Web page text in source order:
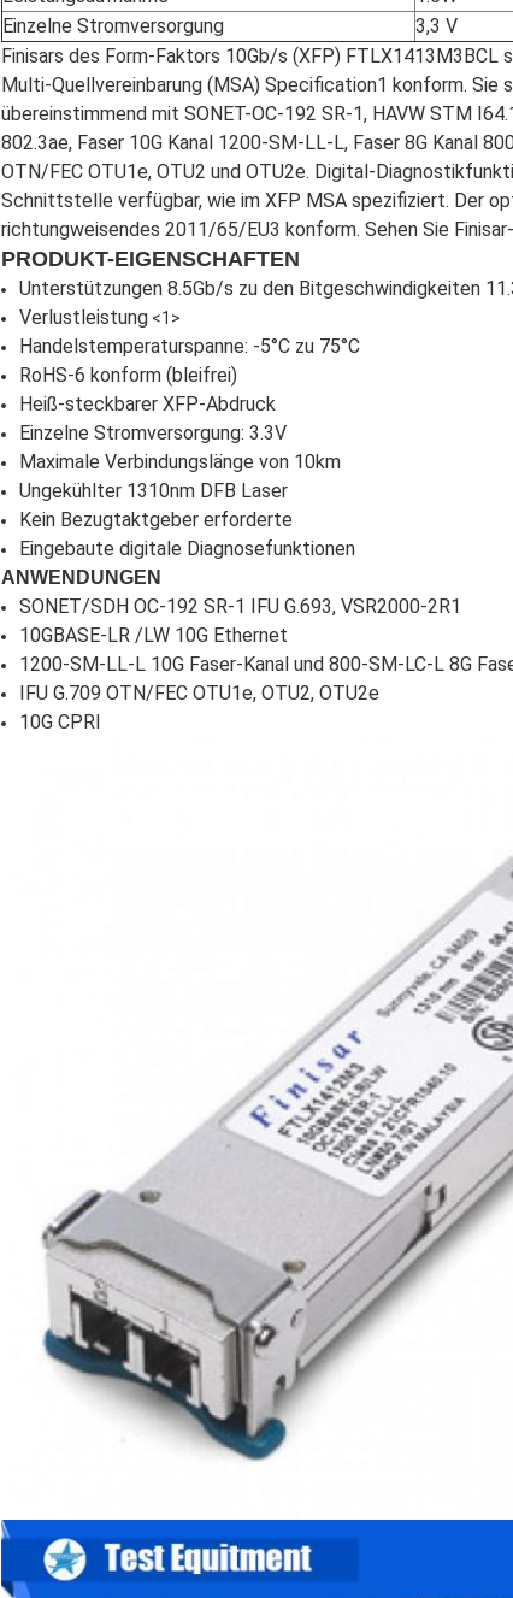
Einzelne Stromversorgung
3,3 V
Finisars des Form-Faktors 10Gb/s (XFP)
Multi-Quellvereinbarung (MSA) Specification1 konform. Sie
übereinstimmend mit SONET-OC-192 SR-1, HAVW STM
802.3ae, Faser 10G Kanal 1200-SM-LL-L, Faser 8G Kanal
OTN/FEC OTU1e, OTU2 und OTU2e. Digital-
Schnittstelle verfügbar, wie im XFP MSA spezifiziert. Der
richtungweisendes 2011/65/EU3 konform. Sehen Sie
PRODUKT-EIGENSCHAFTEN
Unterstützungen 8.5Gb/s zu den Bitgeschwindigkeiten
Verlustleistung <1>
Handelstemperaturspanne: -5°C zu 75°C
RoHS-6 konform (bleifrei)
Heiß-steckbarer XFP-Abdruck
Einzelne Stromversorgung: 3.3V
Maximale Verbindungslänge von 10km
Ungekühlter 1310nm DFB Laser
Kein Bezugtaktgeber erforderte
Eingebaute digitale Diagnosefunktionen
ANWENDUNGEN
SONET/SDH OC-192 SR-1 IFU G.693, VSR2000-2R1
10GBASE-LR /LW 10G Ethernet
1200-SM-LL-L 10G Faser-Kanal und 800-SM-LC-L 8G
IFU G.709 OTN/FEC OTU1e, OTU2, OTU2e
10G CPRI